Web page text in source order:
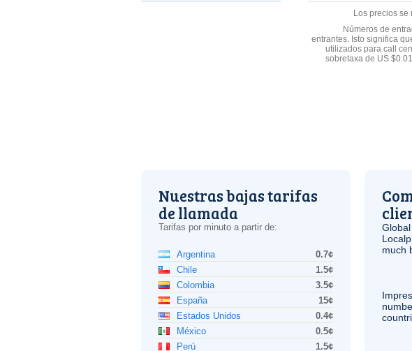
Los precios
Números de
entrantes. Isto significa
utilizados para call
sobretaxa de US
Nuestras bajas tarifas
de llamada
Tarifas por minuto a partir de:
Argentina
0.7¢
Chile
1.5¢
Colombia
3.5¢
España
15¢
Estados Unidos
0.4¢
México
0.5¢
Perú
1.5¢
much